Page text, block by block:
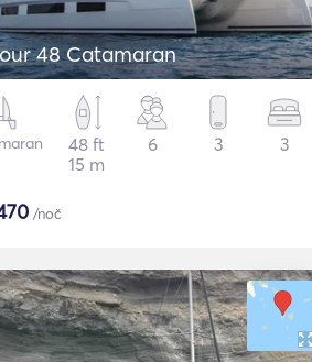
48 Catamaran
48 ft
15 m
6 3 3
/noč